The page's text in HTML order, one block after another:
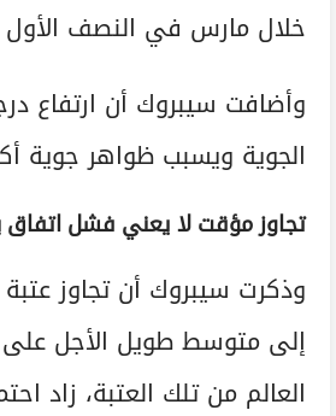
خلال مارس في النصف الأول
وأضافت سيبروك أن ارتفاع
الجوية ويسبب ظواهر جوية
تجاوز مؤقت لا يعني فشل اتفاق
العالم من تلك العتبة، زاد